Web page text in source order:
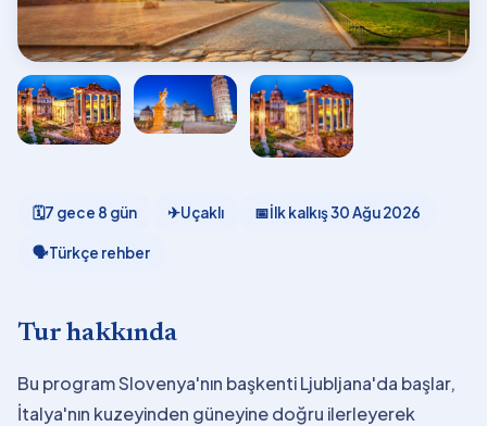
🗓7 gece 8 gün ✈Uçaklı 📅İlk kalkış30 Ağu 2026
🗣Türkçe rehber
Tur hakkında
Bu program Slovenya'nın başkenti Ljubljana'da başlar,
İtalya'nın kuzeyinden güneyine doğru ilerleyerek